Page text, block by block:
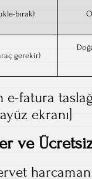
bırak)
gerekir)
e-fatura
ekranı]
ve